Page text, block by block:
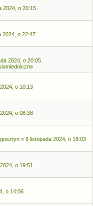
2024, o 20:15
2024, o 22:47
2024, o 20:05
o 10:13
o 08:38
« 6 listopada 2024, o 18:03
o 19:51
o 14:06